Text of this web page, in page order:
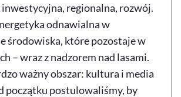
regionalna, rozwój.
odnawialna w
środowiska, które pozostaje w
– wraz z nadzorem nad lasami.
ważny obszar: kultura i media
początku postulowaliśmy, by